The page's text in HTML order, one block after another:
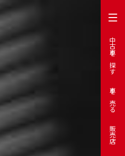
中古車を探す
車を売る
販売店